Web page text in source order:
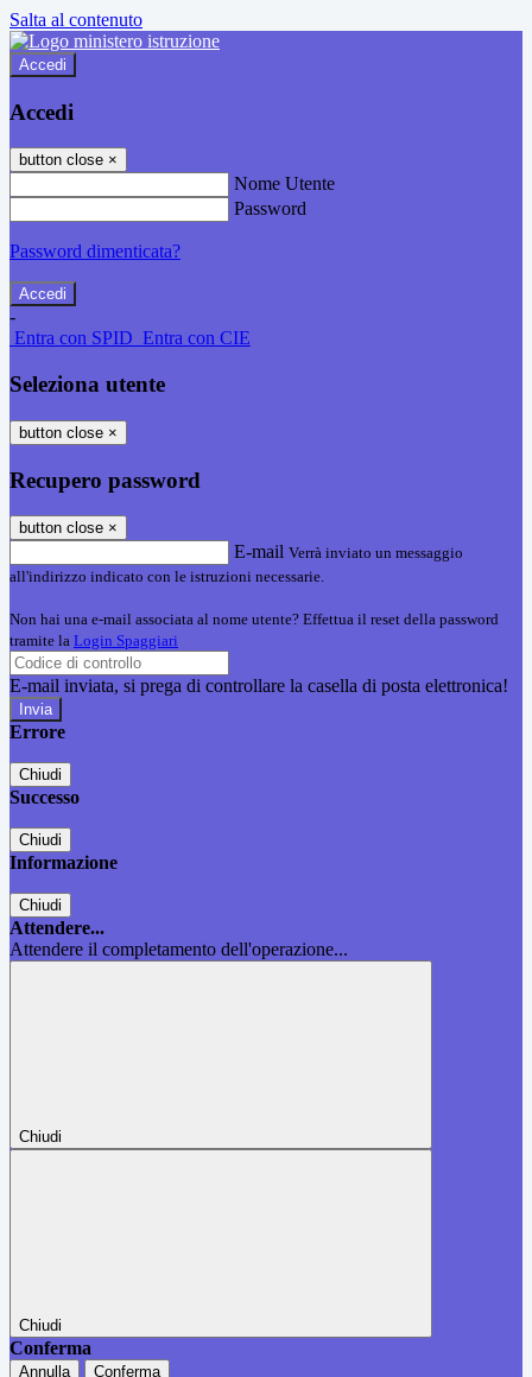
Salta al contenuto
Accedi
Accedi
button close ×
Nome Utente
Password
Password dimenticata?
-
Entra con SPID Entra con CIE
Seleziona utente
button close ×
Recupero password
button close ×
E-mail Verrà inviato un messaggio
all'indirizzo indicato con le istruzioni necessarie.
Non hai una e-mail associata al nome utente? Effettua il reset della password
tramite la Login Spaggiari
E-mail inviata, si prega di controllare la casella di posta elettronica!
Errore
Chiudi
Successo
Chiudi
Informazione
Chiudi
Attendere...
Attendere il completamento dell'operazione...
Chiudi
Chiudi
Conferma
Annulla Conferma